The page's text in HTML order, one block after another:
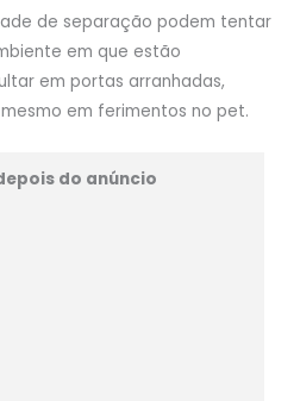
de separação podem tentar
em que estão
em portas arranhadas,
em ferimentos no pet.
do anúncio